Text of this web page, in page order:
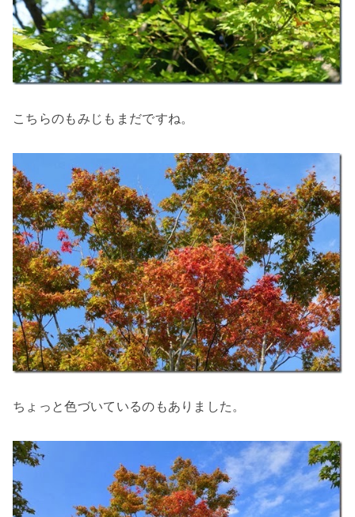
こちらのもみじもまだですね。
ちょっと色づいているのもありました。